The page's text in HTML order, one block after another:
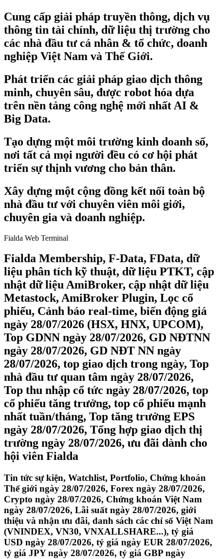
Cung cấp giải pháp truyền thông, dịch vụ
thông tin tài chính, dữ liệu thị trường cho
các nhà đầu tư cá nhân & tổ chức, doanh
nghiệp Việt Nam và Thế Giới.
Phát triển các giải pháp giao dịch thông
minh, chuyên sâu, được robot hóa dựa
trên nền tảng công nghệ mới nhất AI &
Big Data.
Tạo dựng một môi trường kinh doanh số,
nơi tất cả mọi người đều có cơ hội phát
triển sự thịnh vương cho bản thân.
Xây dựng một cộng đồng kết nối toàn bộ
nhà đầu tư với chuyên viên môi giới,
chuyên gia và doanh nghiệp.
Fialda Web Terminal
Fialda Membership, F-Data, FData, dữ
liệu phân tích kỹ thuật, dữ liệu PTKT, cập
nhật dữ liệu AmiBroker, cập nhật dữ liệu
Metastock, AmiBroker Plugin, Lọc cổ
phiếu, Cảnh báo real-time, biến động giá
ngày 28/07/2026 (HSX, HNX, UPCOM),
Top GDNN ngày 28/07/2026, GD NĐTNN
ngày 28/07/2026, GD NĐT NN ngày
28/07/2026, top giao dịch trong ngày, Top
nhà đầu tư quan tâm ngày 28/07/2026,
Top thu nhập cổ tức ngày 28/07/2026, top
cổ phiếu tăng trưởng, top cổ phiếu mạnh
nhất tuần/tháng, Top tăng trưởng EPS
ngày 28/07/2026, Tổng hợp giao dịch thị
trường ngày 28/07/2026, ưu đãi dành cho
hội viên Fialda
Tin tức sự kiện, Watchlist, Portfolio, Chứng khoán
Thế giới ngày 28/07/2026, Forex ngày 28/07/2026,
Crypto ngày 28/07/2026, Chứng khoán Việt Nam
ngày 28/07/2026, Lãi suất ngày 28/07/2026, giới
thiệu và nhận ưu đãi, danh sách các chỉ số Việt Nam
(VNINDEX, VN30, VNXALLSHARE...), tỷ giá
USD ngày 28/07/2026, tỷ giá ngày EUR 28/07/2026,
tỷ giá JPY ngày 28/07/2026, tỷ giá GBP ngày